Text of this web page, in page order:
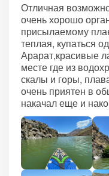
Отличная
очень хорошо
присылаемому
теплая, купаться
Арарат,красивые
месте где из
скалы и горы,
очень приятен в
накачал еще и